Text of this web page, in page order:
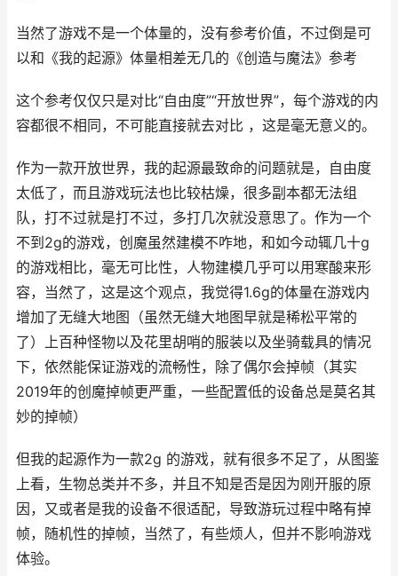
当然了游戏不是一个体量的，没有参考价值，不过倒是可
以和《我的起源》体量相差无几的《创造与魔法》参考
这个参考仅仅只是对比“自由度”“开放世界”，每个游戏的内
容都很不相同，不可能直接就去对比 ，这是毫无意义的。
作为一款开放世界，我的起源最致命的问题就是，自由度
太低了，而且游戏玩法也比较枯燥，很多副本都无法组
队，打不过就是打不过，多打几次就没意思了。作为一个
不到2g的游戏，创魔虽然建模不咋地，和如今动辄几十g
的游戏相比，毫无可比性，人物建模几乎可以用寒酸来形
容，当然了，这是这个观点，我觉得1.6g的体量在游戏内
增加了无缝大地图（虽然无缝大地图早就是稀松平常的
了）上百种怪物以及花里胡哨的服装以及坐骑载具的情况
下，依然能保证游戏的流畅性，除了偶尔会掉帧（其实
2019年的创魔掉帧更严重，一些配置低的设备总是莫名其
妙的掉帧）
但我的起源作为一款2g 的游戏，就有很多不足了，从图鉴
上看，生物总类并不多，并且不知是否是因为刚开服的原
因，又或者是我的设备不很适配，导致游玩过程中略有掉
帧，随机性的掉帧，当然了，有些烦人，但并不影响游戏
体验。